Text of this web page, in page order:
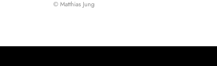
© Matthias Jung